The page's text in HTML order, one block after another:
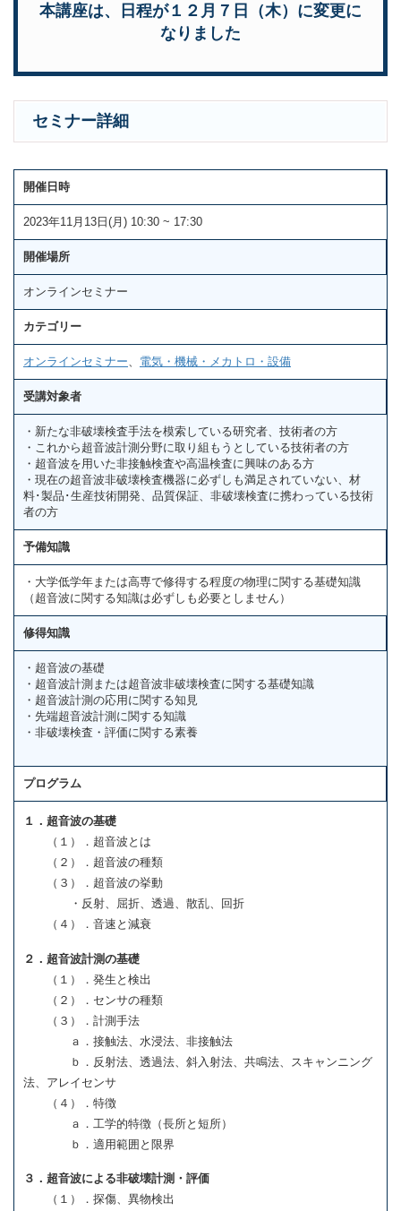
本講座は、日程が１２月７日（木）に変更に
なりました
セミナー詳細
開催日時
2023年11月13日(月) 10:30 ~ 17:30
開催場所
オンラインセミナー
カテゴリー
オンラインセミナー 電気・機械・メカトロ・設備
受講対象者
・新たな非破壊検査手法を模索している研究者、技術者の方
・これから超音波計測分野に取り組もうとしている技術者の方
・超音波を用いた非接触検査や高温検査に興味のある方
・現在の超音波非破壊検査機器に必ずしも満足されていない、材
料･製品･生産技術開発、品質保証、非破壊検査に携わっている技術
者の方
予備知識
・大学低学年または高専で修得する程度の物理に関する基礎知識
（超音波に関する知識は必ずしも必要としません）
修得知識
・超音波の基礎
・超音波計測または超音波非破壊検査に関する基礎知識
・超音波計測の応用に関する知見
・先端超音波計測に関する知識
・非破壊検査・評価に関する素養
プログラム
１．超音波の基礎
（１）．超音波とは
（２）．超音波の種類
（３）．超音波の挙動
・反射、屈折、透過、散乱、回折
（４）．音速と減衰
２．超音波計測の基礎
（１）．発生と検出
（２）．センサの種類
（３）．計測手法
ａ．接触法、水浸法、非接触法
ｂ．反射法、透過法、斜入射法、共鳴法、スキャンニング
法、アレイセンサ
（４）．特徴
ａ．工学的特徴（長所と短所）
ｂ．適用範囲と限界
３．超音波による非破壊計測・評価
（１）．探傷、異物検出